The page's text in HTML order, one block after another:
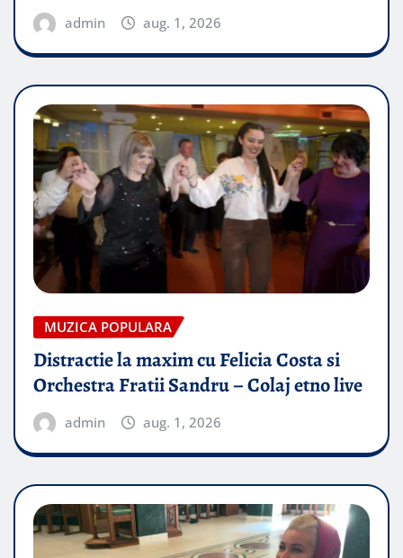
admin aug. 1, 2026
MUZICA POPULARA
Distractie la maxim cu Felicia Costa si
Orchestra Fratii Sandru – Colaj etno live
admin aug. 1, 2026